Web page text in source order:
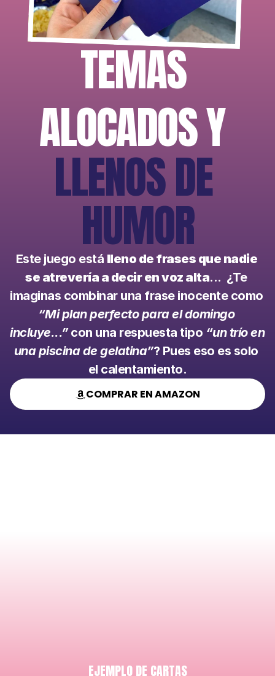
TEMAS
ALOCADOS Y
LLENOS DE
HUMOR
Este juego está lleno de frases que nadie
se atrevería a decir en voz alta...  ¿Te
“Mi plan perfecto para el domingo
incluye...” con una respuesta tipo “un trío en
una piscina de gelatina”? Pues eso es solo
el calentamiento.
COMPRAR EN AMAZON
EJEMPLO DE CARTAS